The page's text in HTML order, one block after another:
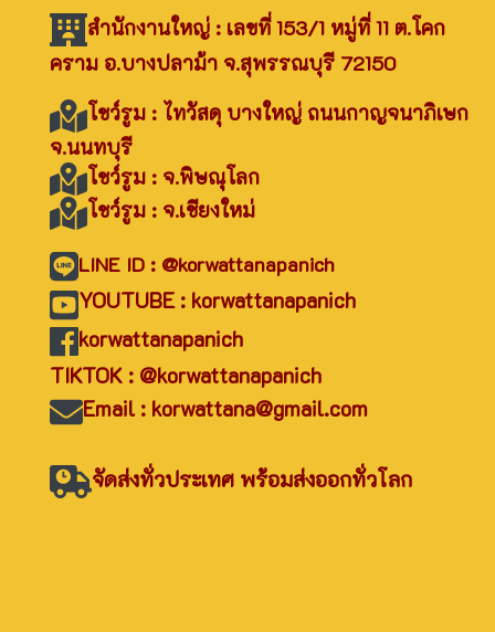
สำนักงานใหญ่ : เลขที่ 153/1 หมู่ที่ 11 ต.โคก
คราม อ.บางปลาม้า จ.สุพรรณบุรี 72150
โชว์รูม : ไทวัสดุ บางใหญ่ ถนนกาญจนาภิเษก
จ.นนทบุรี
โชว์รูม : จ.พิษณุโลก
โชว์รูม : จ.เชียงใหม่
LINE ID : @korwattanapanich
YOUTUBE : korwattanapanich
korwattanapanich
TIKTOK : @korwattanapanich
Email : korwattana@gmail.com
จัดส่งทั่วประเทศ พร้อมส่งออกทั่วโลก